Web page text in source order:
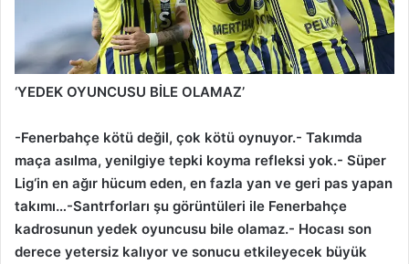
‘YEDEK OYUNCUSU BİLE OLAMAZ’
-Fenerbahçe kötü değil, çok kötü oynuyor.- Takımda
maça asılma, yenilgiye tepki koyma refleksi yok.- Süper
Lig‘in en ağır hücum eden, en fazla yan ve geri pas yapan
takımı…-Santrforları şu görüntüleri ile Fenerbahçe
kadrosunun yedek oyuncusu bile olamaz.- Hocası son
derece yetersiz kalıyor ve sonucu etkileyecek büyük